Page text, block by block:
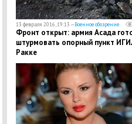
13 февраля 2016, 19:13 —Военное обозрение
Фронт открыт: армия Асада
штурмовать опорный пункт
Ракке